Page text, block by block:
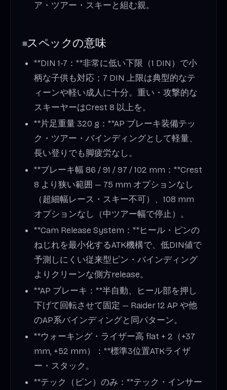
ア・ツアー・スキーと組む親。
スペックの意味
**DIN 1-7：**非常に低い下限（1 DIN）で小
柄な子供も対応；7 DIN 上限は典型的なテ
ィーンや軽い成人に十分。重い・攻撃的な
スキーヤーはCrest 8 以上を。
**片足重量 320 g：**AP ブレーキ装備テッ
ク・ツアー・バインディングとして軽量、
長い登りでも脚疲労なし。
**ブレーキ幅 86 / 91 / 97 / 102 mm：**Crest
8 より狭い範囲 — 75 mm オプションなし
（超細幅レース・スキー不可）、108 mm
オプションなし（中ツアー幅で停止）。
**Cam Release System：**ヒール・ピンの
ねじれを最小化するATK機構で、低DIN値で
予測しにくい従来型ピン・バインディング
よりクリーンな側方release。
**AP ブレーキ：**半自動、ヒール部を押し
下げて回転させて固定 — Raider 12 AP や他
のAP系バインディングと同パターン。
**ウォーキング・ライザー高 flat + 2（+37
mm, +52 mm）：**標準3位置ATKライザ
ー・スタック。
**テック（ピン）のみ：**テック・インサー